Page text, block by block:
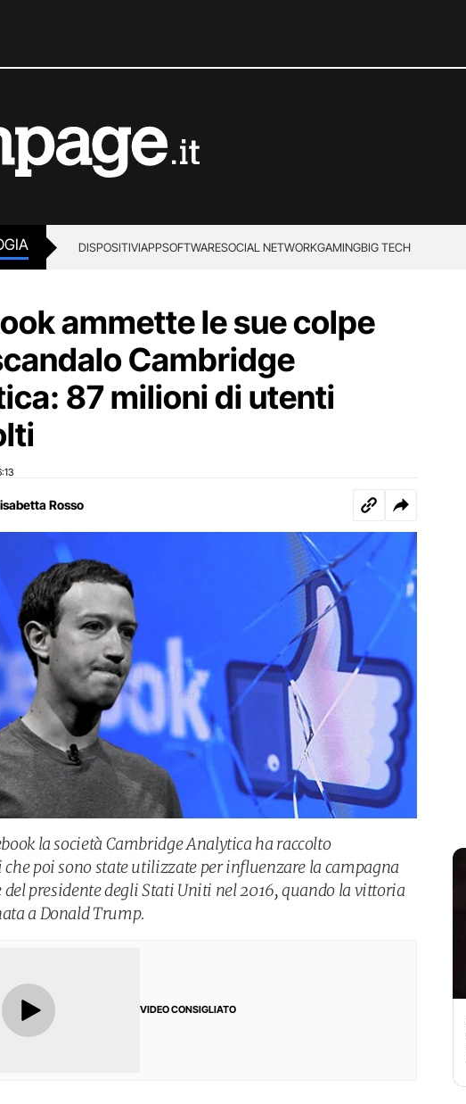
DISPOSITIVIAPPSOFTWARESOCIAL NETWORKGAMINGBIG TECH
ammette le sue colpe
Cambridge
87 milioni di utenti
Rosso
la società Cambridge Analytica ha raccolto
poi sono state utilizzate per influenzare la campagna
del presidente degli Stati Uniti nel 2016, quando la vittoria
a Donald Trump.
VIDEO CONSIGLIATO